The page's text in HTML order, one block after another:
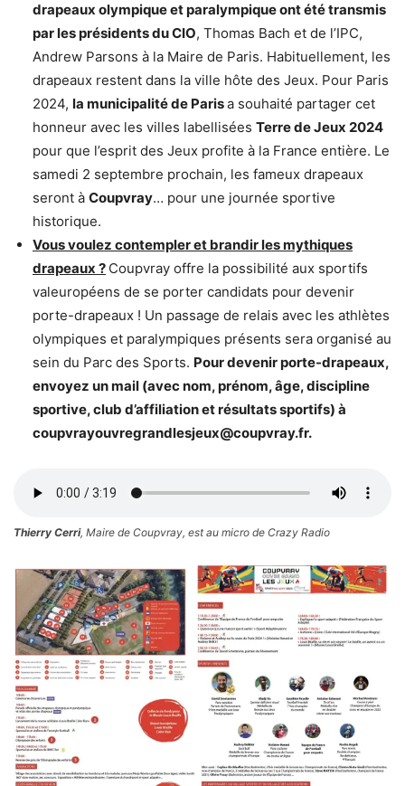
drapeaux olympique et paralympique ont été transmis
par les présidents du CIO, Thomas Bach et de l’IPC,
Andrew Parsons à la Maire de Paris. Habituellement, les
drapeaux restent dans la ville hôte des Jeux. Pour Paris
2024, la municipalité de Parisa souhaité partager cet
honneur avec les villes labellisées Terre de Jeux 2024
pour que l’esprit des Jeux profite à la France entière. Le
samedi 2 septembre prochain, les fameux drapeaux
seront à Coupvray… pour une journée sportive
historique.
Vous voulez contempler et brandir les mythiques
drapeaux ? Coupvray offre la possibilité aux sportifs
valeuropéens de se porter candidats pour devenir
porte-drapeaux ! Un passage de relais avec les athlètes
olympiques et paralympiques présents sera organisé au
sein du Parc des Sports. Pour devenir porte-drapeaux,
envoyez un mail (avec nom, prénom, âge, discipline
sportive, club d’affiliation et résultats sportifs) à
coupvrayouvregrandlesjeux@coupvray.fr.
Thierry Cerri, Maire de Coupvray, est au micro de Crazy Radio